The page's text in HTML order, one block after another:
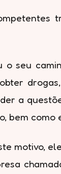
seu
a
bem
motivo,